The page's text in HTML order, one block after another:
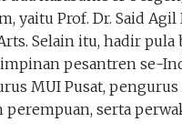
yaitu Prof. Dr. Said
Selain itu, hadir
pesantren se-
MUI Pusat,
perempuan, serta